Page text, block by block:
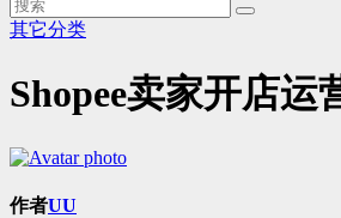
其它分类
Shopee卖家开店运
作者UU